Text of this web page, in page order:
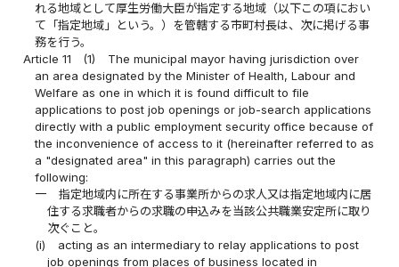
れる地域として厚生労働大臣が指定する地域（以下この項におい
て「指定地域」という。）を管轄する市町村長は、次に掲げる事
務を行う。
Article 11
(1)
The municipal mayor having jurisdiction over
an area designated by the Minister of Health, Labour and
Welfare as one in which it is found difficult to file
applications to post job openings or job-search applications
directly with a public employment security office because of
the inconvenience of access to it (hereinafter referred to as
a "designated area" in this paragraph) carries out the
following:
一
指定地域内に所在する事業所からの求人又は指定地域内に居
住する求職者からの求職の申込みを当該公共職業安定所に取り
次ぐこと。
(i)
acting as an intermediary to relay applications to post
job openings from places of business located in